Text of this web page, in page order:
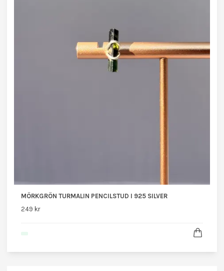
MÖRKGRÖN TURMALIN PENCILSTUD I 925 SILVER
249 kr